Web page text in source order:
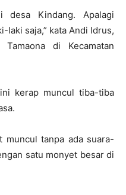
desa Kindang. Apalagi
laki saja,” kata Andi Idrus,
di Kecamatan
kerap muncul tiba-tiba
muncul tanpa ada suara-
satu monyet besar di